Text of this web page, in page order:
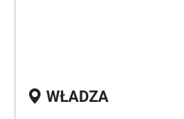
WŁADZA